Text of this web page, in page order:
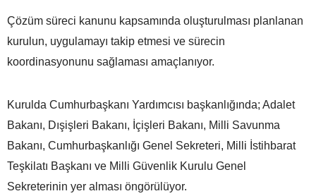
Çözüm süreci kanunu kapsamında oluşturulması planlanan
kurulun, uygulamayı takip etmesi ve sürecin
koordinasyonunu sağlaması amaçlanıyor.
Kurulda Cumhurbaşkanı Yardımcısı başkanlığında; Adalet
Bakanı, Dışişleri Bakanı, İçişleri Bakanı, Milli Savunma
Bakanı, Cumhurbaşkanlığı Genel Sekreteri, Milli İstihbarat
Teşkilatı Başkanı ve Milli Güvenlik Kurulu Genel
Sekreterinin yer alması öngörülüyor.